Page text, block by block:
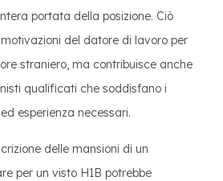
portata della posizione. Ciò
del datore di lavoro per
straniero, ma contribuisce anche
qualificati che soddisfano i
esperienza necessari.
delle mansioni di un
per un visto H1B potrebbe